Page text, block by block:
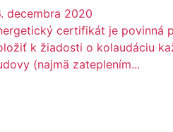
decembra 2020
certifikát je povinná
k žiadosti o kolaudáciu
(najmä zateplením...